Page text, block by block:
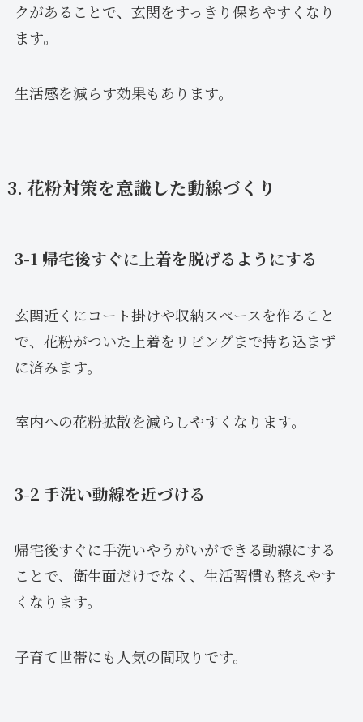
クがあることで、玄関をすっきり保ちやすくなり
ます。
生活感を減らす効果もあります。
3. 花粉対策を意識した動線づくり
3-1 帰宅後すぐに上着を脱げるようにする
玄関近くにコート掛けや収納スペースを作ること
で、花粉がついた上着をリビングまで持ち込まず
に済みます。
室内への花粉拡散を減らしやすくなります。
3-2 手洗い動線を近づける
帰宅後すぐに手洗いやうがいができる動線にする
ことで、衛生面だけでなく、生活習慣も整えやす
くなります。
子育て世帯にも人気の間取りです。